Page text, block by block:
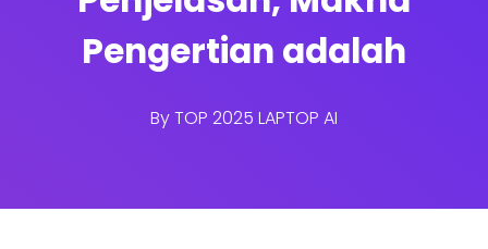
Pengertian adalah
ByTOP 2025 LAPTOP AI